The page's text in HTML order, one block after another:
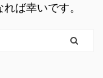
ば幸いです。